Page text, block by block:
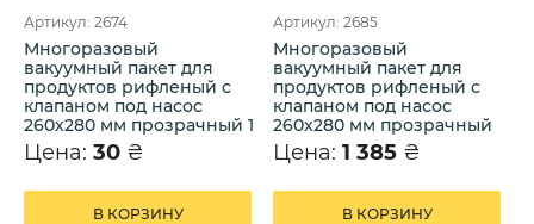
Артикул: 2674
Многоразовый
вакуумный пакет для
продуктов рифленый с
клапаном под насос
260х280 мм прозрачный 1
шт.
Цена: 30 ₴
В КОРЗИНУ
Артикул: 2685
Многоразовый
вакуумный пакет для
продуктов рифленый с
клапаном под насос
260х280 мм прозрачный
50 шт.
Цена: 1 385 ₴
В КОРЗИНУ